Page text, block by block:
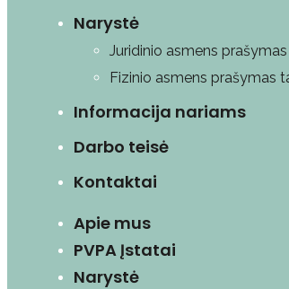
Narystė
Juridinio asmens
Fizinio asmens prašymas
Informacija nariams
Darbo teisė
Kontaktai
Apie mus
PVPA Įstatai
Narystė